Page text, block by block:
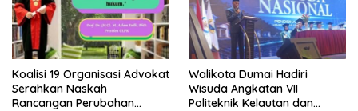
Koalisi 19 Organisasi Advokat
Serahkan Naskah
Rancangan Perubahan
Walikota Dumai Hadiri
Wisuda Angkatan VII
Politeknik Kelautan dan